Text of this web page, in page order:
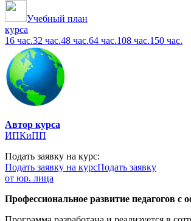
Учебный план
курса
16 час.32 час.48 час.64 час.108 час.150 час.
Автор курса
ИПКиПП
Подать заявку на курс:
Подать заявку на курсПодать заявку
от юр. лица
Профессиональное развитие педагогов